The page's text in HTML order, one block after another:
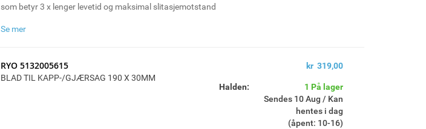
som betyr 3 x lenger levetid og maksimal slitasjemotstand
robustheten
perfekt til bruk på grove og våte overflater
Lommer: 3 indre håndverktøylommer, 5 indre løkker, 1
Se mer
RYO 5132005615
BLAD TIL KAPP-/GJÆRSAG 190 X 30MM
kr 319,00
Halden:
1 På lager
Sendes 10 Aug / Kan
hentes i dag
(åpent: 10-16)